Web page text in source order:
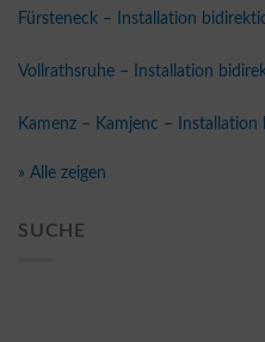
Fürsteneck – Installation
Vollrathsruhe – Installation
Kamenz – Kamjenc –
» Alle zeigen
SUCHE